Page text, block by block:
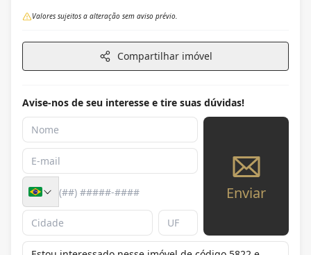
Valores sujeitos a alteração sem aviso prévio.
Compartilhar imóvel
Avise-nos de seu interesse e tire suas dúvidas!
Enviar